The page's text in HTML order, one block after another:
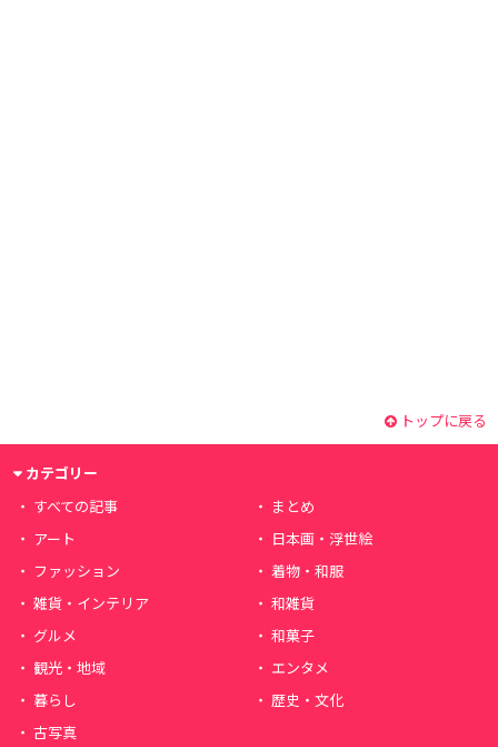
トップに戻る
カテゴリー
すべての記事
まとめ
アート
日本画・浮世絵
ファッション
着物・和服
雑貨・インテリア
和雑貨
グルメ
和菓子
観光・地域
エンタメ
暮らし
歴史・文化
古写真